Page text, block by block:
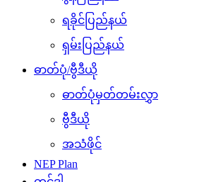
ရခိုင်ပြည်နယ်
ရှမ်းပြည်နယ်
ဓာတ်ပုံ/ဗွီဒီယို
ဓာတ်ပုံမှတ်တမ်းလွှာ
ဗွီဒီယို
အသံဖိုင်
NEP Plan